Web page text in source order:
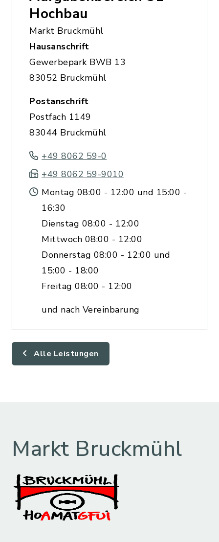
Hochbau
Markt Bruckmühl
Hausanschrift
Gewerbepark BWB 13
83052 Bruckmühl
Postanschrift
Postfach 1149
83044 Bruckmühl
+49 8062 59-0
+49 8062 59-9010
Montag 08:00 - 12:00 und 15:00 -
16:30
Dienstag 08:00 - 12:00
Mittwoch 08:00 - 12:00
Donnerstag 08:00 - 12:00 und
15:00 - 18:00
Freitag 08:00 - 12:00
und nach Vereinbarung
Alle Leistungen
Markt Bruckmühl